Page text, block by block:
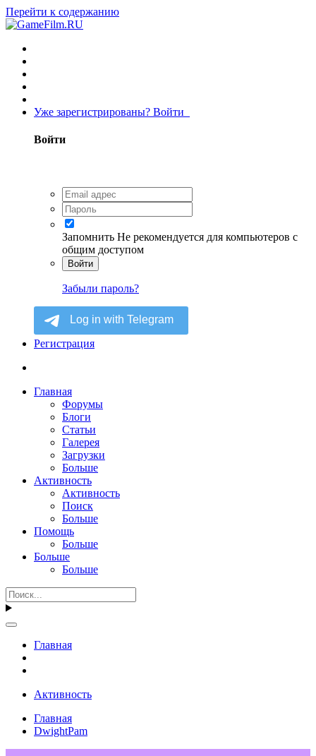
Перейти к содержанию
Уже зарегистрированы? Войти
Войти
Запомнить Не рекомендуется для компьютеров с
общим доступом
Войти
Забыли пароль?
Регистрация
Главная
Форумы
Блоги
Статьи
Галерея
Загрузки
Больше
Активность
Активность
Поиск
Больше
Помощь
Больше
Больше
Больше
Главная
Активность
Главная
DwightPam